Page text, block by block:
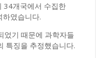
34개국에서 수집한
였습니다.
었기 때문에 과학자들
특징을 추정했습니다.